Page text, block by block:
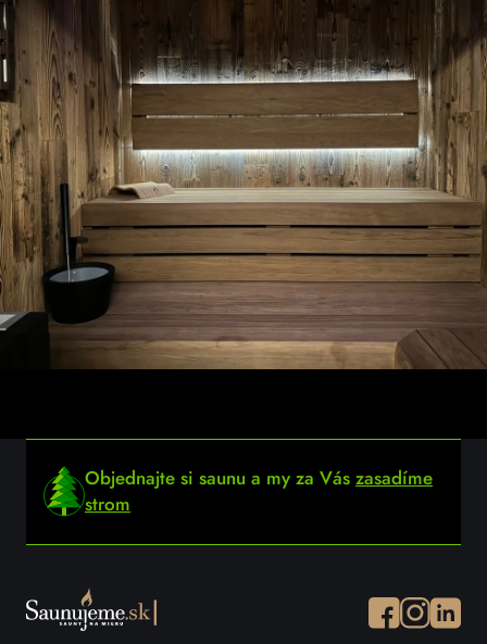
Objednajte si saunu a my za Vás zasadíme
strom
Facebook
Instagram